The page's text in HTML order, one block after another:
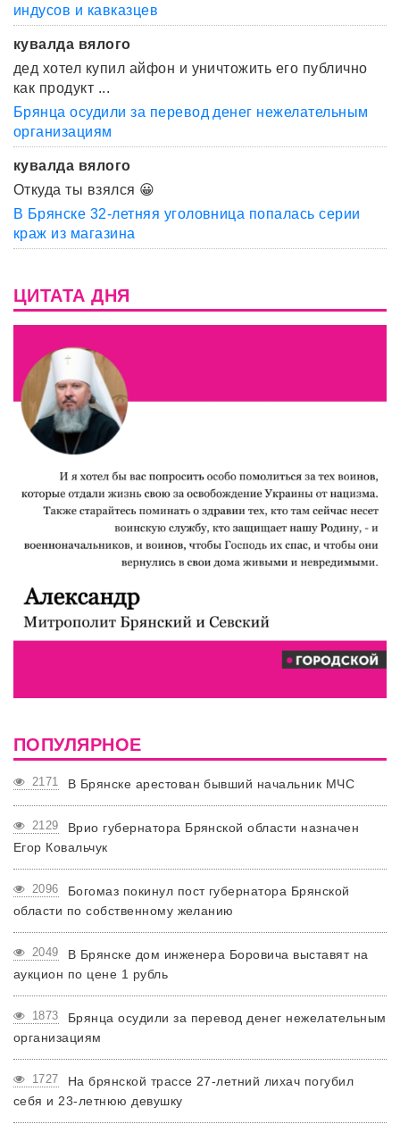
индусов и кавказцев
кувалда вялого
дед хотел купил айфон и уничтожить его публично
как продукт ...
Брянца осудили за перевод денег нежелательным
организациям
кувалда вялого
Откуда ты взялся 😀
В Брянске 32-летняя уголовница попалась серии
краж из магазина
ЦИТАТА ДНЯ
ПОПУЛЯРНОЕ
2171 В Брянске арестован бывший начальник МЧС
2129
Врио губернатора Брянской области назначен
Егор Ковальчук
2096
Богомаз покинул пост губернатора Брянской
области по собственному желанию
2049
В Брянске дом инженера Боровича выставят на
аукцион по цене 1 рубль
1873
Брянца осудили за перевод денег нежелательным
организациям
1727
На брянской трассе 27-летний лихач погубил
себя и 23-летнюю девушку